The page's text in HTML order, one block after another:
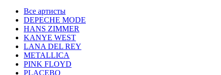
Все артисты
DEPECHE MODE
HANS ZIMMER
KANYE WEST
LANA DEL REY
METALLICA
PINK FLOYD
PLACEBO